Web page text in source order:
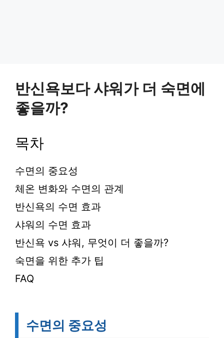
반신욕보다 샤워가 더 숙면에
좋을까?
목차
수면의 중요성
체온 변화와 수면의 관계
반신욕의 수면 효과
샤워의 수면 효과
반신욕 vs 샤워, 무엇이 더 좋을까?
숙면을 위한 추가 팁
FAQ
수면의 중요성